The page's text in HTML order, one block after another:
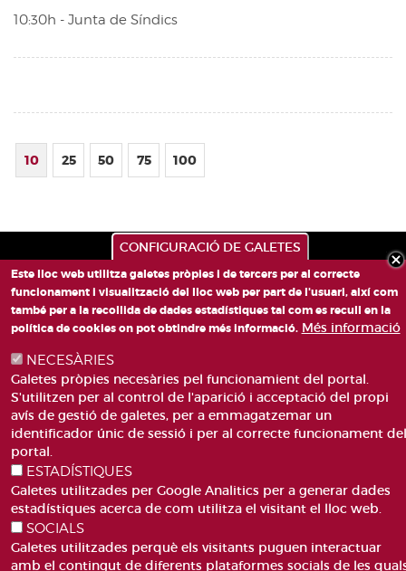
10:30h - Junta de Síndics
10 25 50 75 100
PLAÇA DE SANT LLORENÇ, 4 VALÈNCIA 46003
TELÈFON: 963188000
CORREU
ACCESIBILITAT
AVÍS LEGAL
CONFIGURACIÓ DE GALETES
Este lloc web utilitza galetes pròpies i de tercers per al correcte
funcionament i visualització del lloc web per part de l'usuari, així com
també per a la recollida de dades estadístiques tal com es recull en la
política de cookies on pot obtindre més informació. Més informació
NECESÀRIES
Galetes pròpies necesàries pel funcionamient del portal.
S'utilitzen per al control de l'aparició i acceptació del propi
avís de gestió de galetes, per a emmagatzemar un
identificador únic de sessió i per al correcte funcionament del
portal.
ESTADÍSTIQUES
Galetes utilitzades per Google Analitics per a generar dades
estadístiques acerca de com utilitza el visitant el lloc web.
SOCIALS
Galetes utilitzades perquè els visitants puguen interactuar
amb el contingut de diferents plataformes socials de les